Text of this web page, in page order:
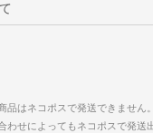
品はネコポスで発送できません。
わせによってもネコポスで発送